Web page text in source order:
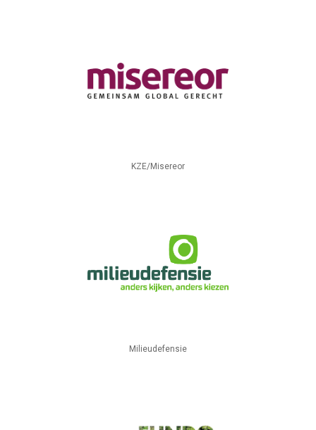
KZE/Misereor
Milieudefensie